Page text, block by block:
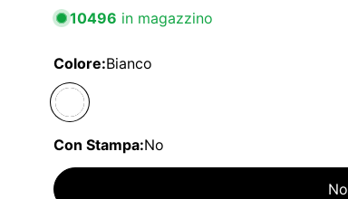
10496 in magazzino
Colore:Bianco
Con Stampa:No
No